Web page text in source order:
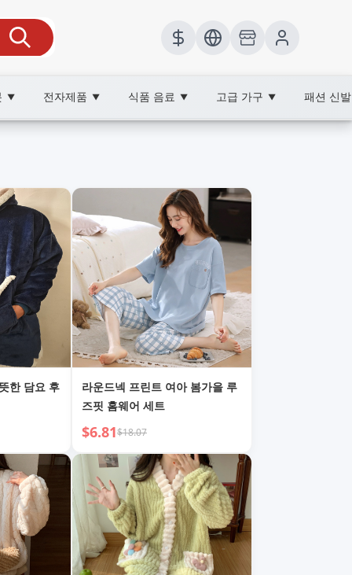
▼ 전자제품 ▼ 식품 음료 ▼ 고급 가구 ▼ 패션 신
한 담요 후
라운드넥 프린트 여아 봄가을 루
즈핏 홈웨어 세트
$6.81$18.07